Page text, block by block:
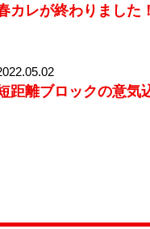
カレが終わりました！
距離ブロックの意気